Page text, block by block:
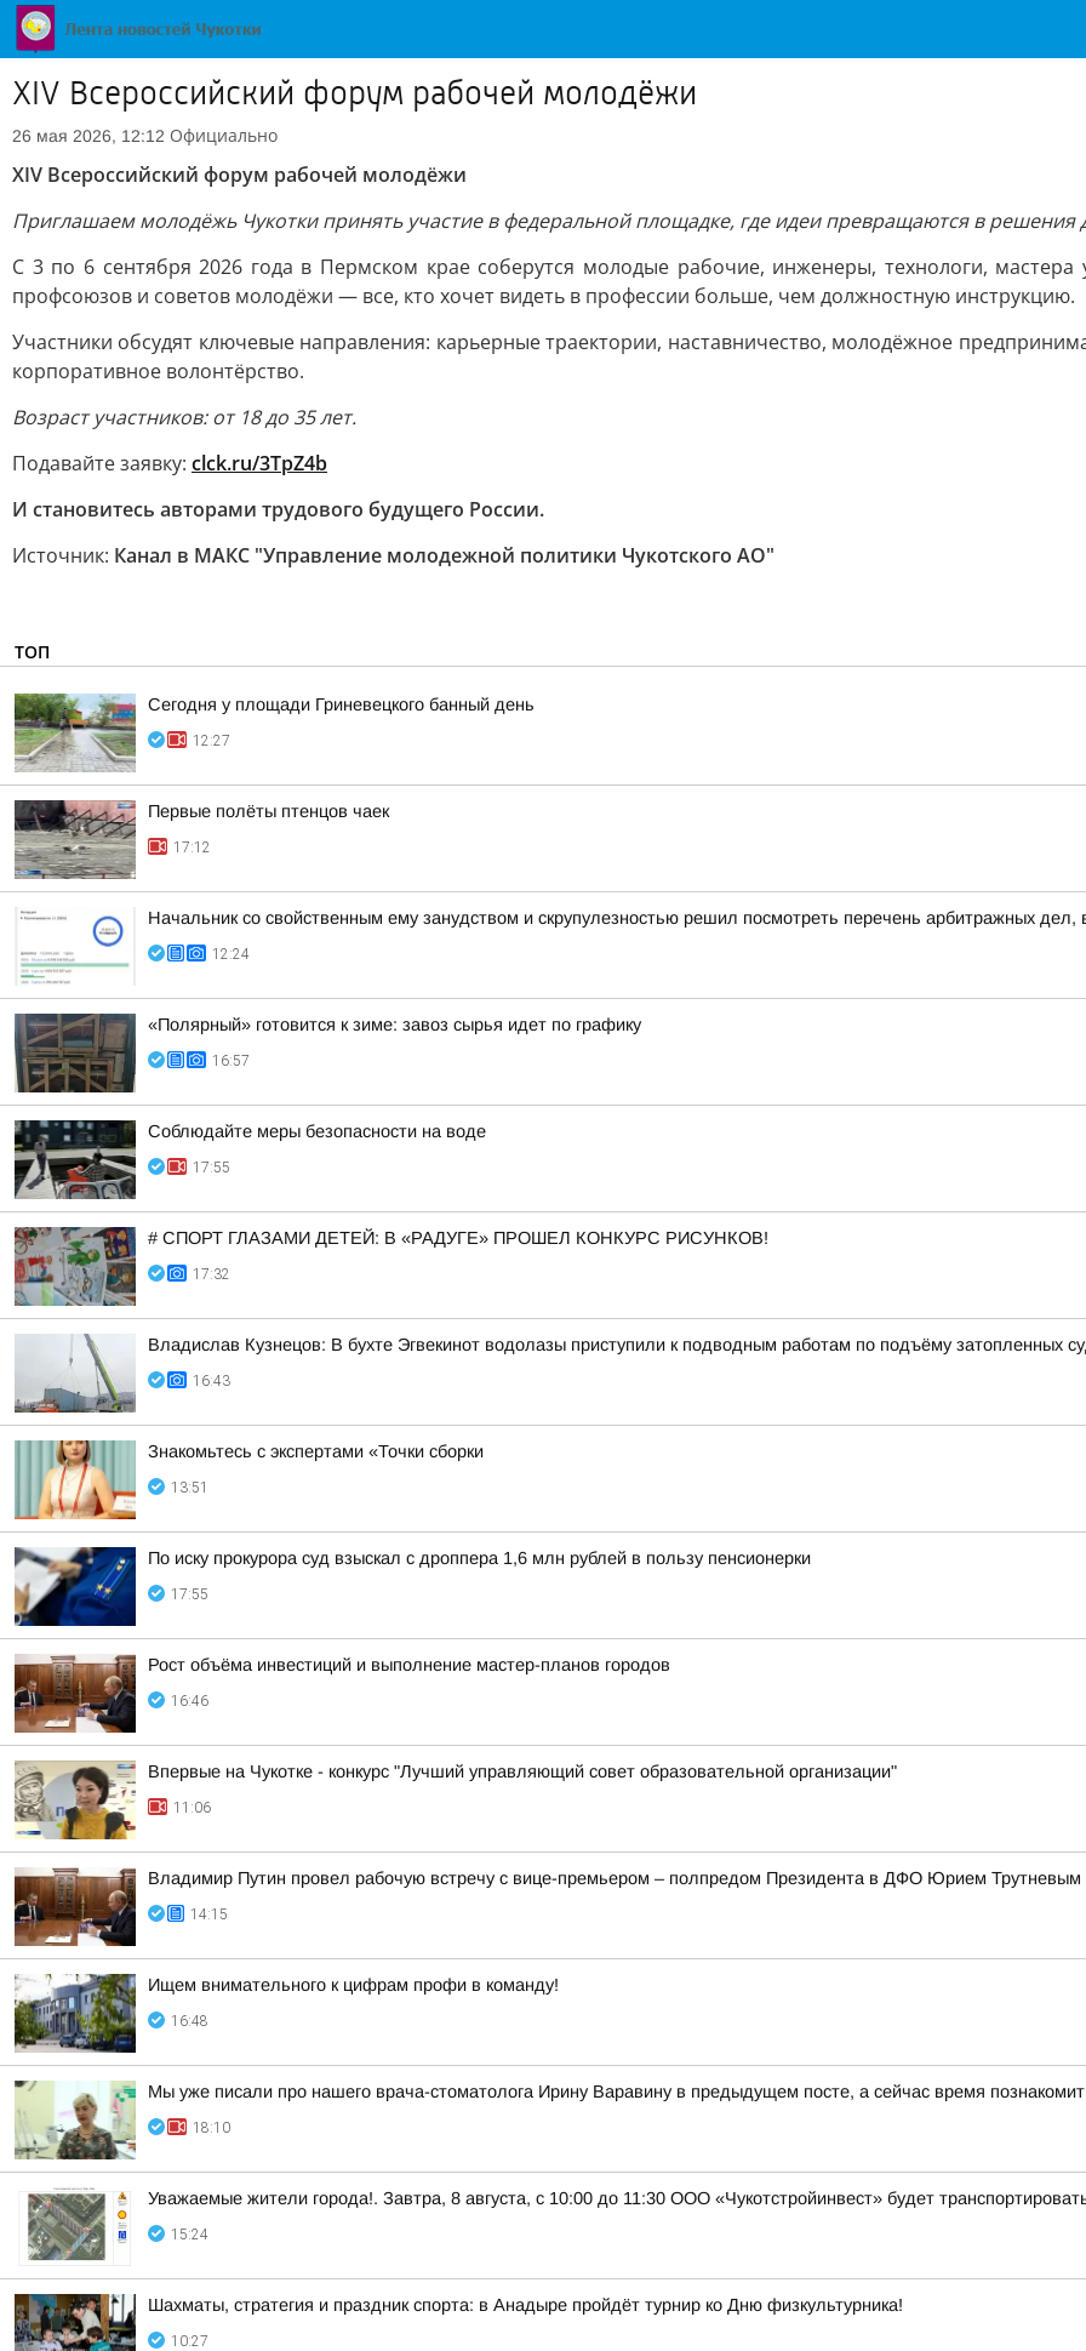
XIV Всероссийский форум рабочей молодёжи
26 мая 2026, 12:12 Официально
XIV Всероссийский форум рабочей молодёжи
Приглашаем молодёжь Чукотки принять участие в федеральной площадке, где идеи превращаются в решения
С 3 по 6 сентября 2026 года в Пермском крае соберутся молодые рабочие, инженеры, технологи, мастера
профсоюзов и советов молодёжи — все, кто хочет видеть в профессии больше, чем должностную инструкцию.
Участники обсудят ключевые направления: карьерные траектории, наставничество, молодёжное
корпоративное волонтёрство.
Возраст участников: от 18 до 35 лет.
Подавайте заявку: clck.ru/3TpZ4b
И становитесь авторами трудового будущего России.
Источник: Канал в МАКС "Управление молодежной политики Чукотского АО"
ТОП
Сегодня у площади Гриневецкого банный день
12:27
Первые полёты птенцов чаек
17:12
Начальник со свойственным ему занудством и скрупулезностью решил посмотреть перечень арбитражных дел,
12:24
«Полярный» готовится к зиме: завоз сырья идет по графику
16:57
Соблюдайте меры безопасности на воде
17:55
# СПОРТ ГЛАЗАМИ ДЕТЕЙ: В «РАДУГЕ» ПРОШЕЛ КОНКУРС РИСУНКОВ!
17:32
Владислав Кузнецов: В бухте Эгвекинот водолазы приступили к подводным работам по подъёму затопленных
16:43
Знакомьтесь с экспертами «Точки сборки
13:51
По иску прокурора суд взыскал с дроппера 1,6 млн рублей в пользу пенсионерки
17:55
Рост объёма инвестиций и выполнение мастер-планов городов
16:46
Впервые на Чукотке - конкурс "Лучший управляющий совет образовательной организации"
11:06
Владимир Путин провел рабочую встречу с вице-премьером – полпредом Президента в ДФО Юрием Трутневым
14:15
Ищем внимательного к цифрам профи в команду!
16:48
Мы уже писали про нашего врача-стоматолога Ирину Варавину в предыдущем посте, а сейчас время
18:10
Уважаемые жители города!. Завтра, 8 августа, с 10:00 до 11:30 ООО «Чукотстройинвест» будет
15:24
Шахматы, стратегия и праздник спорта: в Анадыре пройдёт турнир ко Дню физкультурника!
10:27